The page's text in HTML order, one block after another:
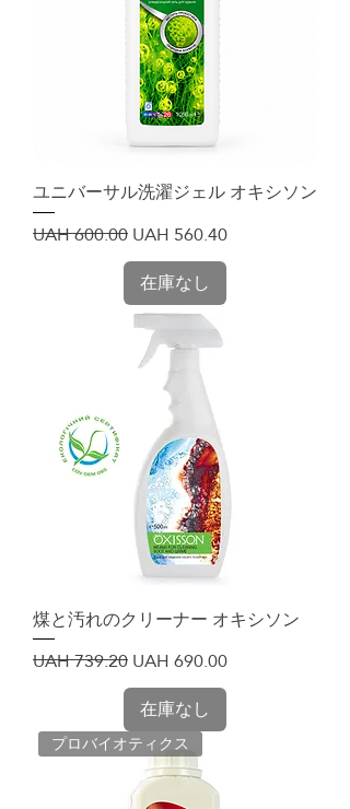
ユニバーサル洗濯ジェル オキシソン
通常価格
UAH 600.00セール価格
UAH 560.40
在庫なし
煤と汚れのクリーナー オキシソン
通常価格
UAH 739.20セール価格
UAH 690.00
在庫なし
プロバイオティクス